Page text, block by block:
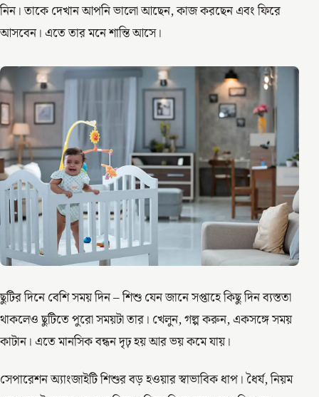
নিন। তাকে দেখান আপনি ভালো আছেন, কাজ করছেন এবং ফিরে
আসবেন। এতে তার মনে শান্তি আসে।
ছুটির দিনে বেশি সময় দিন – শিশু যেন জানে সপ্তাহে কিছু দিন ব্যস্ততা
থাকলেও ছুটিতে পুরো সময়টা তার। খেলুন, গল্প করুন, একসঙ্গে সময়
কাটান। এতে মানসিক বন্ধন দৃঢ় হয় আর ভয় কমে যায়।
সেপারেশন অ্যাংজাইটি শিশুর বড় হওয়ার স্বাভাবিক ধাপ। ধৈর্য, নিয়ম